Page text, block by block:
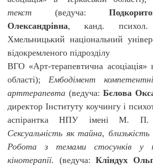
текст (ведуча:
Олександрівна, канд.
Хмельницький національний
відокремленого підрозділу
ВГО «Арт-терапевтична асоціація»
області); Ембодімент
арттерапевта (ведуча: Бєлова
директор Інституту коучингу і
аспірантка НПУ імені М.
П.
Сексуальність як тайна, близькість
Робота з темами стосунків у
кінотерапії. (ведуча: Кліндух